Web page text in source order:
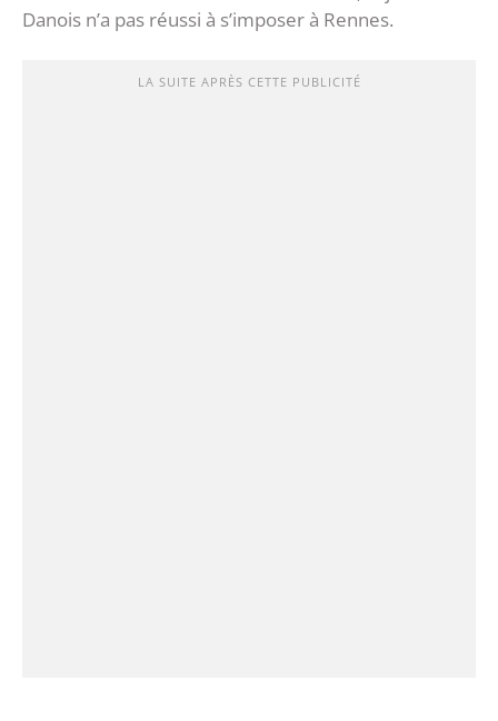
Danois n’a pas réussi à s’imposer à Rennes.
LA SUITE APRÈS CETTE PUBLICITÉ